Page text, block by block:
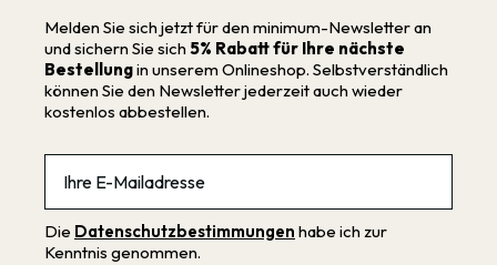
Melden Sie sich jetzt für den minimum-Newsletter an
und sichern Sie sich 5% Rabatt für Ihre nächste
Bestellungin unserem Onlineshop. Selbstverständlich
können Sie den Newsletter jederzeit auch wieder
kostenlos abbestellen.
Die Datenschutzbestimmungen habe ich zur
Kenntnis genommen.